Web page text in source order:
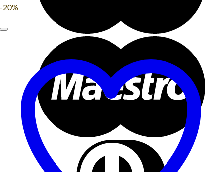
-20%